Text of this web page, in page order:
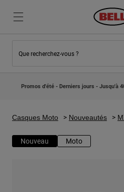
Nouveautés
Casques Motocross Enfant
Explorez Moto
Nouveautés
Lifestyle
Que recherchez-vous ?
Promos d'été - Derniers jours - Jusqu'à
Casques Moto Nouveautés
Nouveau Moto